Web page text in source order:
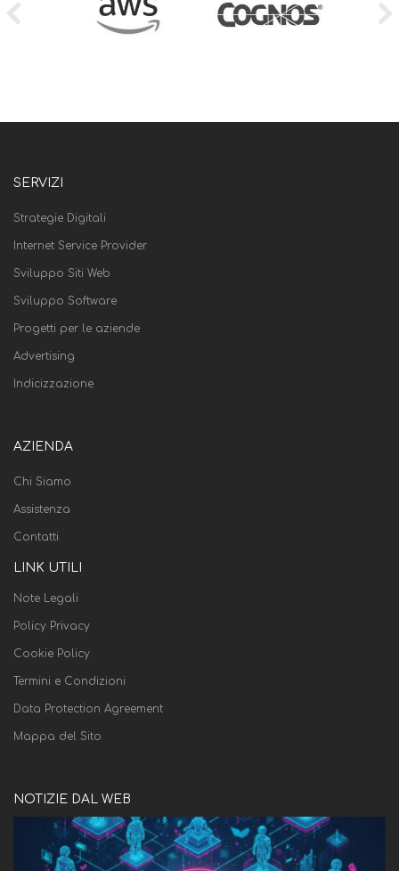
SERVIZI
Strategie Digitali
Internet Service Provider
Sviluppo Siti Web
Sviluppo Software
Progetti per le aziende
Advertising
Indicizzazione
AZIENDA
Chi Siamo
Assistenza
Contatti
LINK UTILI
Note Legali
Policy Privacy
Cookie Policy
Termini e Condizioni
Data Protection Agreement
Mappa del Sito
NOTIZIE DAL WEB